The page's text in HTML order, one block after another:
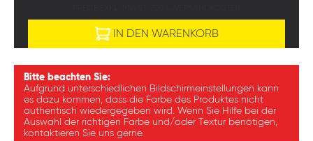
IN DEN WARENKORB
Bitte beachten Sie:
Aufgrund unterschiedlichen Bildschirmeinstellungen kann
es dazu kommen, dass die Farbe des Produktes nicht
authentisch wiedergegeben wird. Wenn Sie Hilfe bei der
Auswahl der richtigen Farbe und/oder Textur benötigen,
kontaktieren Sie uns gerne.